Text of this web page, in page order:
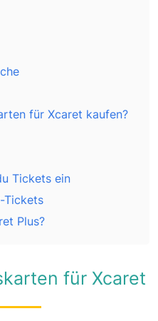
für Xcaret kaufen?
Tickets ein
Tickets
Plus?
für Xcaret